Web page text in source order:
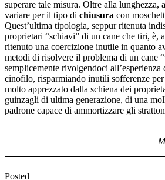
superare tale misura. Oltre alla lunghezza,
variare per il tipo di chiusura con
Quest’ultima tipologia, seppur ritenuta
proprietari “schiavi” di un cane che tiri, è,
ritenuto una coercizione inutile in quanto
metodi di risolvere il problema di un cane “
semplicemente rivolgendoci all’esperienza
cinofilo, risparmiando inutili sofferenze
molto apprezzato dalla schiena dei
guinzagli di ultima generazione, di una
padrone capace di ammortizzare gli
Posted